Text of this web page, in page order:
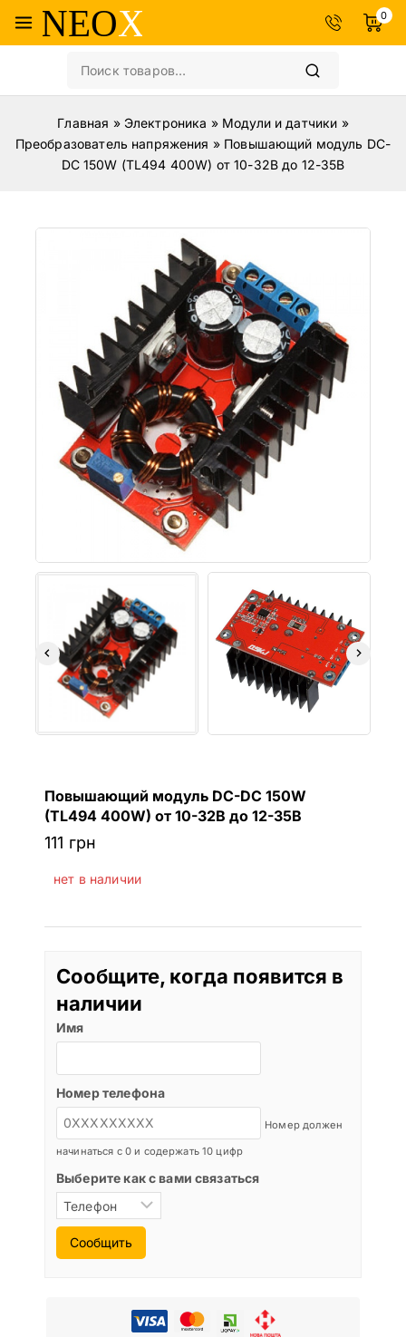
0
Главная » Электроника » Модули и датчики »
Преобразователь напряжения » Повышающий модуль DC-
DC 150W (TL494 400W) от 10-32В до 12-35В
Повышающий модуль DC-DC 150W
(TL494 400W) от 10-32В до 12-35В
111 грн
нет в наличии
Сообщите, когда появится в
наличии
Имя
Номер телефона
Номер должен
начинаться с 0 и содержать 10 цифр
Выберите как с вами связаться
Сообщить